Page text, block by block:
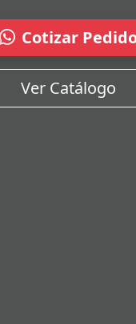
Cotizar
Ver Catálogo